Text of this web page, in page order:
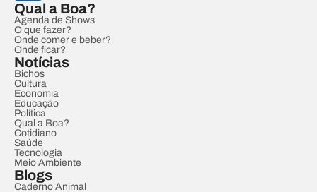
Qual a Boa?
Agenda de Shows
O que fazer?
Onde comer e beber?
Onde ficar?
Notícias
Bichos
Cultura
Economia
Educação
Política
Qual a Boa?
Cotidiano
Saúde
Tecnologia
Meio Ambiente
Blogs
Caderno Animal